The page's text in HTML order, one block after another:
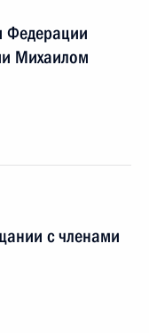
Федерации
Михаилом
с членами